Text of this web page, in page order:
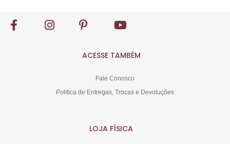
ACESSE TAMBÉM
Fale Conosco
Politica de Entregas, Trocas e Devoluções
LOJA FÍSICA